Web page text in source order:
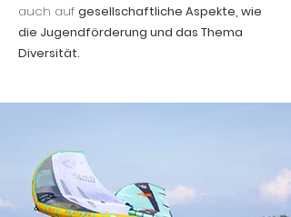
auch auf gesellschaftliche Aspekte, wie
die Jugendförderung und das Thema
Diversität.